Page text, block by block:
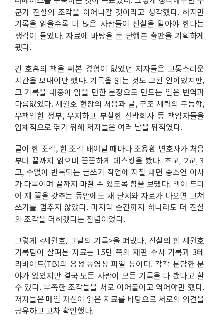
군가 진실의 조각을 이어나갈 것이라고 생각했다. 하지만
기록을 읽을수록 더 많은 사람들이 진실을 알아야 한다는
생각이 들었다. 자료에 바탕을 둔 단행본 출판을 기획하게
됐다.
긴 호흡의 책을 써본 경험이 없었던 저자들은 고통스러운
시간을 보내야만 했다. 기록을 읽는 것도 고된 일이었지만,
그 기록을 대중이 읽을 만한 문장으로 만드는 일은 번역과
다름없었다. 세월호 현장의 처음과 끝, 구조 세력의 무능함,
무책임한 정부, 무지하고 부실한 선박회사 등 책임자들을
입체적으로 엮기 위해 저자들은 여러 날을 뒤척였다.
글이 한 조각, 한 조각 태어날 때마다 조용환 변호사가 처음
부터 끝까지 읽으며 꼼꼼하게 데스킹을 봤다. 초교, 2교, 3
교, 수없이 반복되는 글쓰기 작업에 지칠 때면 송소연 이사
가 다독이며 끝까지 마칠 수 있도록 힘을 보탰다. 책이 드디
어 제 꼴을 갖추는 동안에도 새 단서와 자료가 나오면 고쳐
쓰기를 멈추지 않았다. 마지막 순간까지 하나라도 더 진실
의 조각을 더하겠다는 집념이었다.
그렇게 <세월호, 그날의 기록>을 펴냈다. 진실의 힘 세월호
기록팀이 살펴본 자료는 15만 쪽의 재판 수사 기록과 3테
라바이트(TB)의 음성·동영상 파일 등이다. 각각 분담한 분
야가 있었지만 결국 모든 사람이 모든 기록을 다 봤다고 할
수 있다. 부족한 조각들을 서로 이어붙이고 엮어야만 했다.
저자들은 매일 자신이 읽은 자료를 바탕으로 서로의 의견을
공유하고 교차 확인했다.